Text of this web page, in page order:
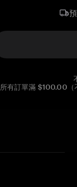
所有訂單滿 $100.00（